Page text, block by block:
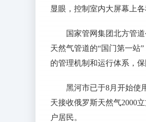
显眼，控制室内大屏幕上各
国家管网集团北方管
天然气管道的“国门第一站
的管理机制和运行体系，
黑河市已于8月开始使
天接收俄罗斯天然气2000
户居民。